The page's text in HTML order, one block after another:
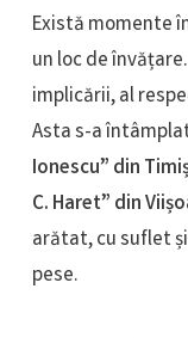
Există momente
un loc de
implicării, al
Asta s-a
Ionescu” din
C. Haret” din
arătat, cu suflet
pese.